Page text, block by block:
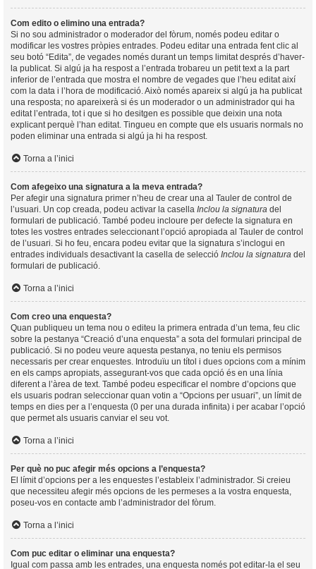
Com edito o elimino una entrada?
Si no sou administrador o moderador del fòrum, només podeu editar o
modificar les vostres pròpies entrades. Podeu editar una entrada fent clic al
seu botó “Edita”, de vegades només durant un temps limitat després d’haver-
la publicat. Si algú ja ha respost a l’entrada trobareu un petit text a la part
inferior de l’entrada que mostra el nombre de vegades que l’heu editat així
com la data i l’hora de modificació. Això només apareix si algú ja ha publicat
una resposta; no apareixerà si és un moderador o un administrador qui ha
editat l’entrada, tot i que si ho desitgen es possible que deixin una nota
explicant perquè l’han editat. Tingueu en compte que els usuaris normals no
poden eliminar una entrada si algú ja hi ha respost.
Torna a l’inici
Com afegeixo una signatura a la meva entrada?
Per afegir una signatura primer n’heu de crear una al Tauler de control de
l’usuari. Un cop creada, podeu activar la casella Inclou la signatura del
formulari de publicació. També podeu incloure per defecte la signatura en
totes les vostres entrades seleccionant l’opció apropiada al Tauler de control
de l’usuari. Si ho feu, encara podeu evitar que la signatura s’inclogui en
entrades individuals desactivant la casella de selecció Inclou la signatura del
formulari de publicació.
Torna a l’inici
Com creo una enquesta?
Quan publiqueu un tema nou o editeu la primera entrada d’un tema, feu clic
sobre la pestanya “Creació d’una enquesta” a sota del formulari principal de
publicació. Si no podeu veure aquesta pestanya, no teniu els permisos
necessaris per crear enquestes. Introduïu un títol i dues opcions com a mínim
en els camps apropiats, assegurant-vos que cada opció és en una línia
diferent a l’àrea de text. També podeu especificar el nombre d’opcions que
els usuaris podran seleccionar quan votin a “Opcions per usuari”, un límit de
temps en dies per a l’enquesta (0 per una durada infinita) i per acabar l’opció
que permet als usuaris canviar el seu vot.
Torna a l’inici
Per què no puc afegir més opcions a l’enquesta?
El límit d’opcions per a les enquestes l’estableix l’administrador. Si creieu
que necessiteu afegir més opcions de les permeses a la vostra enquesta,
poseu-vos en contacte amb l’administrador del fòrum.
Torna a l’inici
Com puc editar o eliminar una enquesta?
Igual com passa amb les entrades, una enquesta només pot editar-la el seu